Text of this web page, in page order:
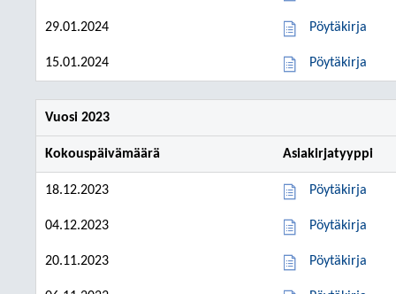
29.01.2024 Pöytäkirja
15.01.2024 Pöytäkirja
Vuosi 2023
Kokouspäivämäärä Asiakirjatyyppi
18.12.2023 Pöytäkirja
04.12.2023 Pöytäkirja
20.11.2023 Pöytäkirja